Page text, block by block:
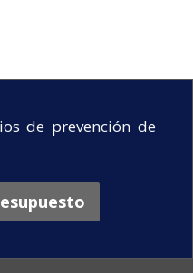
de prevención de